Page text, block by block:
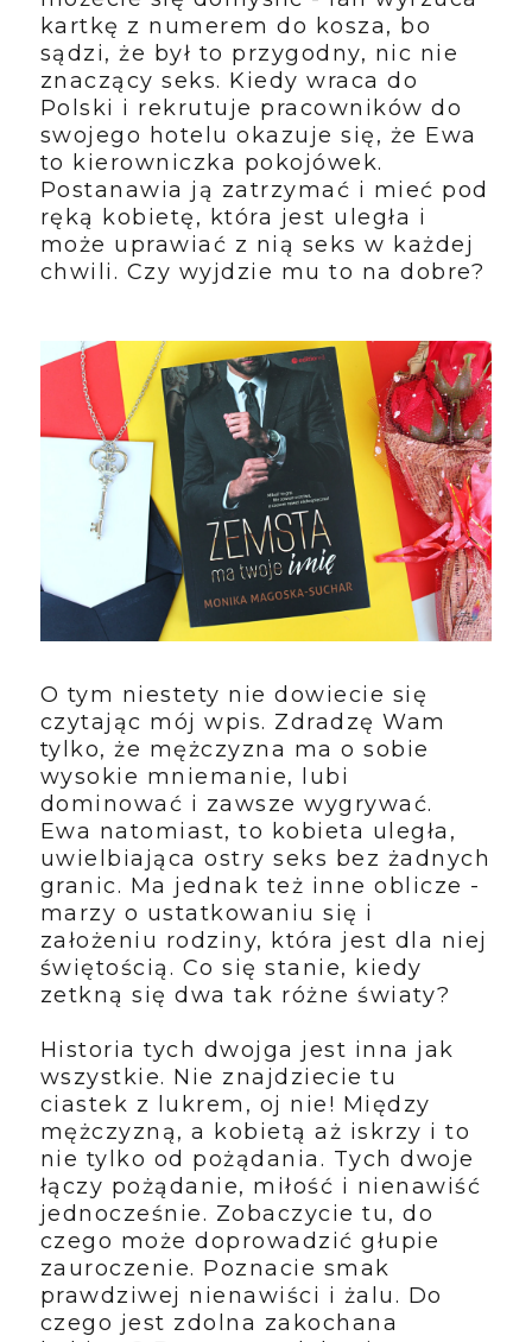
kartkę z numerem do kosza, bo
sądzi, że był to przygodny, nic nie
znaczący seks. Kiedy wraca do
Polski i rekrutuje pracowników do
swojego hotelu okazuje się, że Ewa
to kierowniczka pokojówek.
Postanawia ją zatrzymać i mieć pod
ręką kobietę, która jest uległa i
może uprawiać z nią seks w każdej
chwili. Czy wyjdzie mu to na dobre?
O tym niestety nie dowiecie się
czytając mój wpis. Zdradzę Wam
tylko, że mężczyzna ma o sobie
wysokie mniemanie, lubi
dominować i zawsze wygrywać.
Ewa natomiast, to kobieta uległa,
uwielbiająca ostry seks bez żadnych
granic. Ma jednak też inne oblicze -
marzy o ustatkowaniu się i
założeniu rodziny, która jest dla niej
świętością. Co się stanie, kiedy
zetkną się dwa tak różne światy?
Historia tych dwojga jest inna jak
wszystkie. Nie znajdziecie tu
ciastek z lukrem, oj nie! Między
mężczyzną, a kobietą aż iskrzy i to
nie tylko od pożądania. Tych dwoje
łączy pożądanie, miłość i nienawiść
jednocześnie. Zobaczycie tu, do
czego może doprowadzić głupie
zauroczenie. Poznacie smak
prawdziwej nienawiści i żalu. Do
czego jest zdolna zakochana